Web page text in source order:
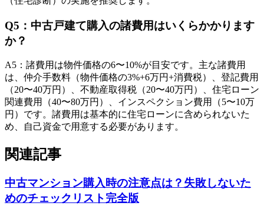
Q5 ： 中古戸建て購入の諸費用はいくらかかります
か？
A5 ： 諸費用は物件価格の6〜10%が目安です。主な諸費用
は、仲介手数料（物件価格の3%+6万円+消費税）、登記費用
（20〜40万円）、不動産取得税（20〜40万円）、住宅ローン
関連費用（40〜80万円）、インスペクション費用（5〜10万
円）です。諸費用は基本的に住宅ローンに含められないた
め、自己資金で用意する必要があります。
関連記事
中古マンション購入時の注意点は？失敗しないた
めのチェックリスト完全版